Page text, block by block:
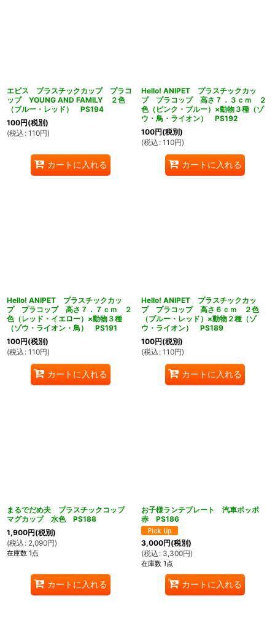
エビス プラスチックカップ プラコ
ップ YOUNG AND FAMILY ２色
（ブルー・レッド） PS194
100円(税別)
(税込 : 110円)
カートに入れる
Hello! ANIPET プラスチックカッ
プ プラコップ 高さ７．３ｃｍ ２
色（ピンク・ブルー）×動物３種（ゾ
ウ・鳥・ライオン） PS192
100円(税別)
(税込 : 110円)
カートに入れる
Hello! ANIPET プラスチックカッ
プ プラコップ 高さ７．７ｃｍ ２
色（レッド・イエロー）×動物３種
（ゾウ・ライオン・鳥） PS191
100円(税別)
(税込 : 110円)
カートに入れる
Hello! ANIPET プラスチックカッ
プ プラコップ 高さ６ｃｍ ２色
（ブルー・レッド）×動物２種（ゾ
ウ・ライオン） PS189
100円(税別)
(税込 : 110円)
カートに入れる
まるでだめ夫 プラスチックコップ
マグカップ 水色 PS188
1,900円(税別)
(税込 : 2,090円)
在庫数 1点
カートに入れる
お子様ランチプレート 汽車ポッポ
赤 PS186
3,000円(税別)
(税込 : 3,300円)
在庫数 1点
カートに入れる